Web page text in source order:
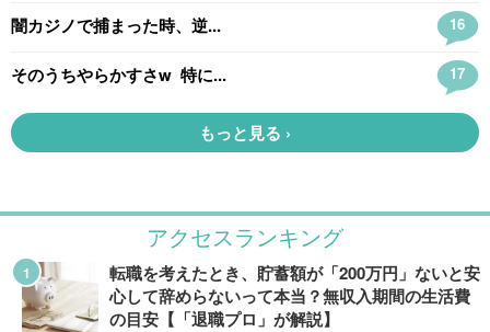
アクセスランキング
転職を考えたとき、貯蓄額が「200万円」ないと安
心して辞めらないって本当？無収入期間の生活費
の目安【「退職プロ」が解説】